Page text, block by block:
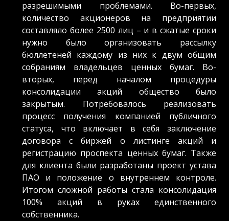
разрешимыми проблемами. Во-первых,
количество акционеров на предприятии
составляло более 2500 лиц – и в сжатые сроки
нужно было организовать рассылку
бюллетеней каждому из них к двум общим
собраниям владельцев ценных бумаг. Во-
вторых, перед началом процедуры
консолидации акций общество было
закрытым. Потребовалось реализовать
процесс получения компанией публичного
статуса, что включает в себя заключение
договора с биржей о листинге акций и
регистрацию проспекта ценных бумаг. Также
для клиента были разработаны проект устава
ПАО и положение о внутреннем контроле.
Итогом сложной работы стала консолидация
100% акций в руках единственного
собственника.